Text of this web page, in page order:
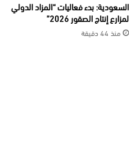
السعودية: بدء فعاليات “المزاد الدولي
لمزارع إنتاج الصقور 2026”
منذ 44 دقيقة